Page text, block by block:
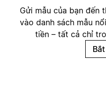
Gửi mẫu của bạn đến
vào danh sách mẫu
tiền – tất cả chỉ